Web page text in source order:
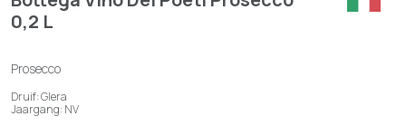
0,2 L
Prosecco
Druif: Glera
Jaargang: NV